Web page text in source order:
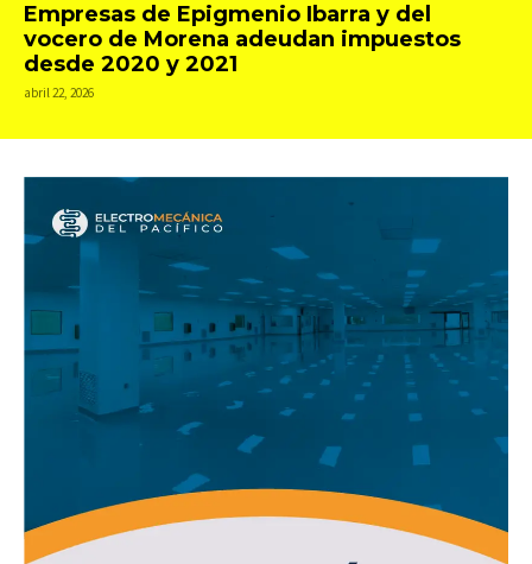
Empresas de Epigmenio Ibarra y del
vocero de Morena adeudan impuestos
desde 2020 y 2021
abril 22, 2026